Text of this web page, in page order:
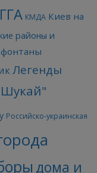
КМДА Киев на
районы и
Легенды
Российско-украинская
дома и